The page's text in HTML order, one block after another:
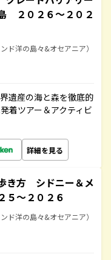
２０２６～２０２
ド洋の島々&オセアニア）
遺産の海と森を徹底的
着ツアー＆アクティビ
詳細を見る
き方 シドニー＆メ
～２０２６
ド洋の島々&オセアニア）